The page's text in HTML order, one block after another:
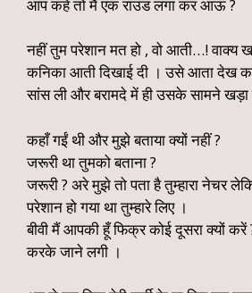
आप कहें तो मैं एक राउंड लगा कर आऊं ?
नहीं तुम परेशान मत हो , वो आती…! वाक्य
कनिका आती दिखाई दी । उसे आता देख
सांस ली और बरामदे में ही उसके सामने खड़ा
कहाँ गईं थी और मुझे बताया क्यों नहीं ?
जरूरी था तुमको बताना ?
जरूरी ? अरे मुझे तो पता है तुम्हारा नेचर
परेशान हो गया था तुम्हारे लिए ।
बीवी मैं आपकी हूँ फिक्र कोई दूसरा क्यों
करके जाने लगी ।